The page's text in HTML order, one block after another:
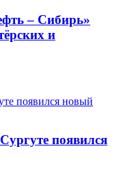
– Сибирь»
и
появился